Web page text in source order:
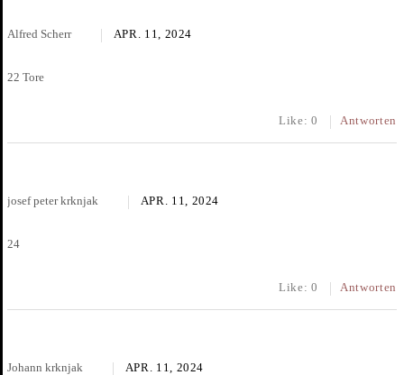
Alfred Scherr APR. 11, 2024
22 Tore
Like: 0 Antworten
josef peter krknjak APR. 11, 2024
24
Like: 0 Antworten
Johann krknjak APR. 11, 2024